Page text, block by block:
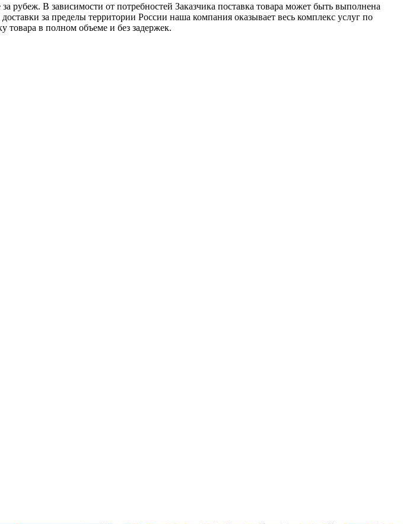
рубеж. В зависимости от потребностей Заказчика поставка товара может быть выполнена
за пределы территории России наша компания оказывает весь комплекс услуг по
в полном объеме и без задержек.